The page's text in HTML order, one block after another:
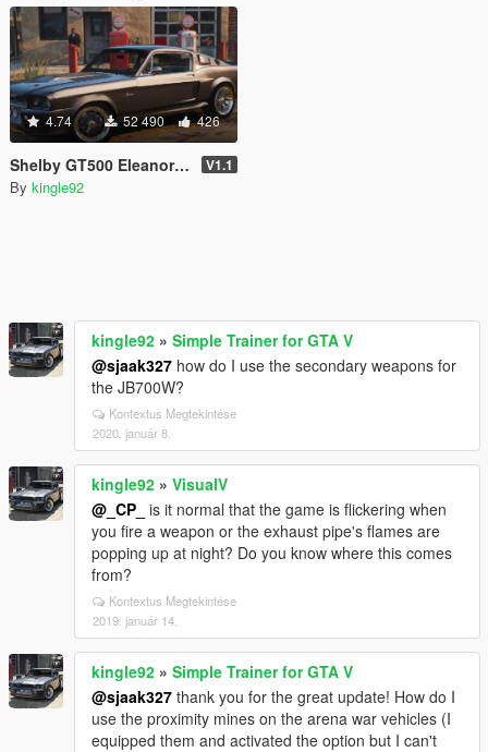
4.74 52 490 426
Shelby GT500 Eleanor [Add-On] V1.1
By kingle92
kingle92 » Simple Trainer for GTA V
@sjaak327 how do I use the secondary weapons for
the JB700W?
Kontextus Megtekintése
2020. január 8.
kingle92 » VisualV
@_CP_ is it normal that the game is flickering when
you fire a weapon or the exhaust pipe's flames are
popping up at night? Do you know where this comes
from?
Kontextus Megtekintése
2019. január 14.
kingle92 » Simple Trainer for GTA V
@sjaak327 thank you for the great update! How do I
use the proximity mines on the arena war vehicles (I
equipped them and activated the option but I can't